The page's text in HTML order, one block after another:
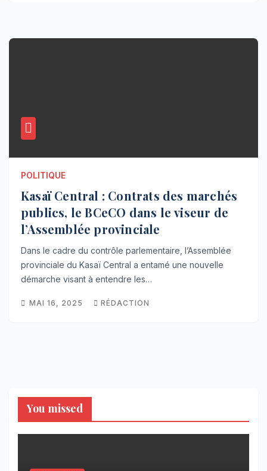
POLITIQUE
Kasaï Central : Contrats des marchés
publics, le BCeCO dans le viseur de
l’Assemblée provinciale
Dans le cadre du contrôle parlementaire, l’Assemblée
provinciale du Kasaï Central a entamé une nouvelle
démarche visant à entendre les…
MAI 16, 2025 RÉDACTION
You missed